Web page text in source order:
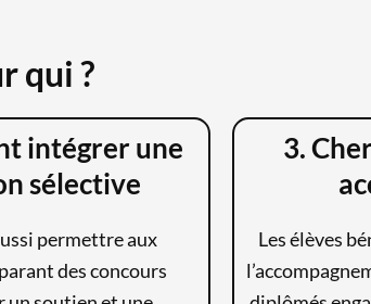
qui ?
intégrer une
sélective
permettre aux
des concours
3.
Les élèves